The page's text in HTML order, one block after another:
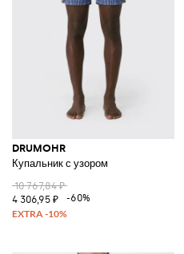
DRUMOHR
Купальник с узором
10 767,84 ₽
4 306,95 ₽
-60%